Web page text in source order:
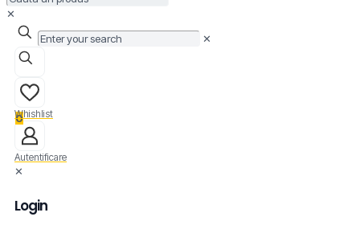
✕
✕
0
Whishlist
Autentificare
✕
Login